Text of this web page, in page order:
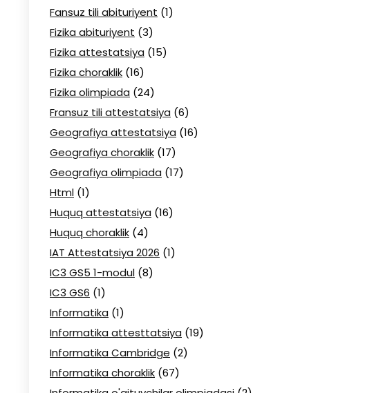
Fansuz tili abituriyent (1)
Fizika abituriyent (3)
Fizika attestatsiya (15)
Fizika choraklik (16)
Fizika olimpiada (24)
Fransuz tili attestatsiya (6)
Geografiya attestatsiya (16)
Geografiya choraklik (17)
Geografiya olimpiada (17)
Html (1)
Huquq attestatsiya (16)
Huquq choraklik (4)
IAT Attestatsiya 2026 (1)
IC3 GS5 1-modul (8)
IC3 GS6 (1)
Informatika (1)
Informatika attesttatsiya (19)
Informatika Cambridge (2)
Informatika choraklik (67)